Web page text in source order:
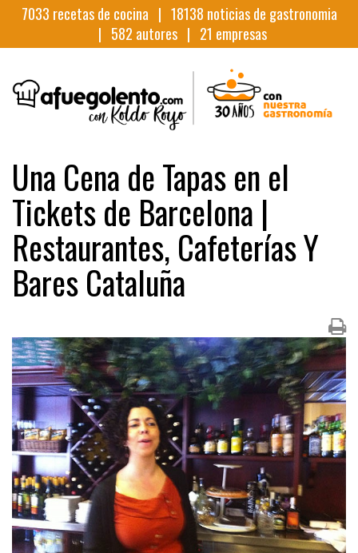
7033 recetas de cocina | 18138 noticias de gastronomia
| 582 autores | 21 empresas
Una Cena de Tapas en el
Tickets de Barcelona |
Restaurantes, Cafeterías Y
Bares Cataluña